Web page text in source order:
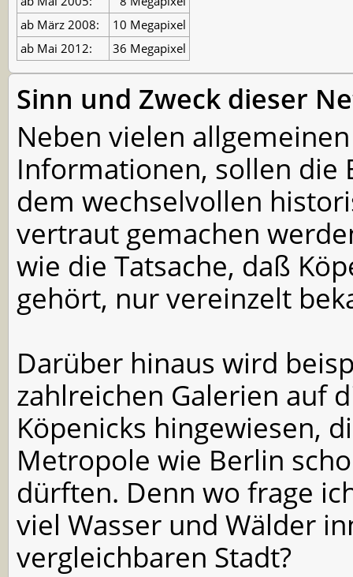
ab März 2008:
10 Megapixel
ab Mai 2012:
36 Megapixel
Sinn und Zweck dieser
Neben vielen
Informationen, sollen die
dem wechselvollen
vertraut gemachen
wie die Tatsache, daß
gehört, nur vereinzelt
Darüber hinaus wird
zahlreichen Galerien auf
Köpenicks hingewiesen,
Metropole wie Berlin
dürften. Denn wo frage
viel Wasser und Wälder
vergleichbaren Stadt?